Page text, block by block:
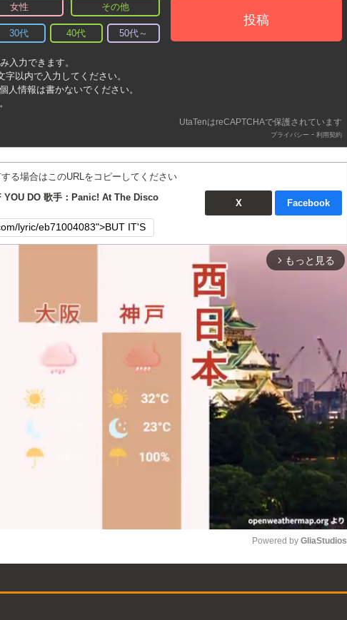
女性 その他
30代 40代 50代～
投稿
入力できます。
以内で入力してください。
情報は書かないでください。
UtaTenはreCAPTCHAで保護されています
プライバシー - 利用契約
る場合はこのURLをコピーしてください
YOU DO 歌手：Panic! At The Disco
X Facebook
arrow_forward_ios もっと見る
Powered by GliaStudios